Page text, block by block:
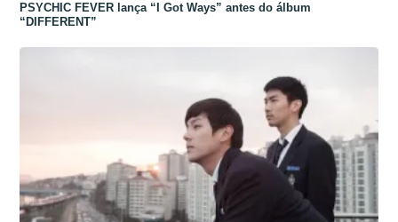
PSYCHIC FEVER lança “I Got Ways” antes do álbum
“DIFFERENT”